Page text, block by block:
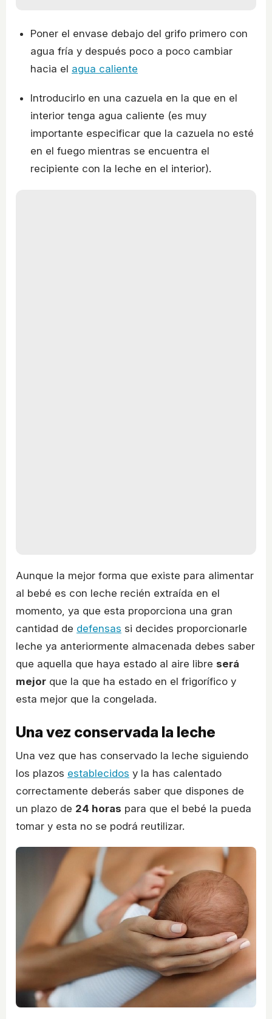
Poner el envase debajo del grifo primero con
agua fría y después poco a poco cambiar
hacia el agua caliente
Introducirlo en una cazuela en la que en el
interior tenga agua caliente (es muy
importante especificar que la cazuela no esté
en el fuego mientras se encuentra el
recipiente con la leche en el interior).
Aunque la mejor forma que existe para alimentar
al bebé es con leche recién extraída en el
momento, ya que esta proporciona una gran
cantidad de defensas si decides proporcionarle
leche ya anteriormente almacenada debes saber
que aquella que haya estado al aire libre será
mejor que la que ha estado en el frigorífico y
esta mejor que la congelada.
Una vez conservada la leche
Una vez que has conservado la leche siguiendo
los plazos establecidos y la has calentado
correctamente deberás saber que dispones de
un plazo de 24 horas para que el bebé la pueda
tomar y esta no se podrá reutilizar.